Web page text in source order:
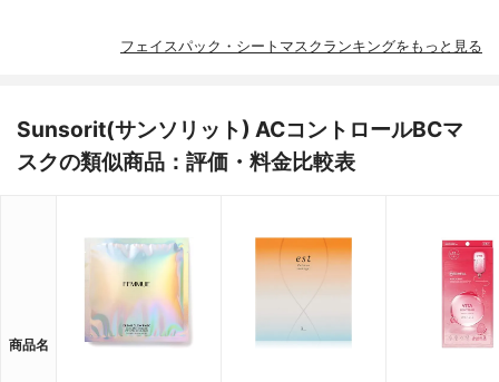
フェイスパック・シートマスクランキングをもっと見る
Sunsorit(サンソリット) ACコントロールBCマ
スクの類似商品：評価・料金比較表
商品名